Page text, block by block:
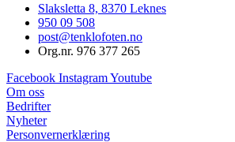
Slaksletta 8, 8370 Leknes
950 09 508
post@tenklofoten.no
Org.nr. 976 377 265
Facebook InstagramYoutube
Om oss
Bedrifter
Nyheter
Personvernerklæring